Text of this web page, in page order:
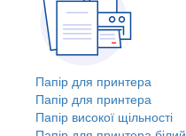
Папір для принтера
Папір для принтера
Папір високої щільності